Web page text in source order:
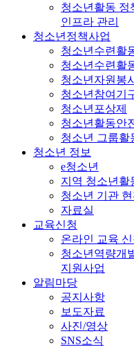
청소년활동 정
인프라 관리
청소년정책사업
청소년수련활
청소년수련활
청소년자원봉
청소년참여기
청소년포상제
청소년활동안
청소년 그룹활
청소년 정보
e청소년
지역 청소년활
청소년 기관
자료실
교육신청
온라인 교육 신
청소년역량개
지원사업
알림마당
공지사항
보도자료
사진/영상
SNS소식